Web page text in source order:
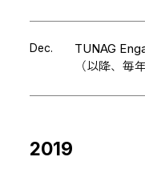
Dec.
TUNAG
（以降、毎
2019